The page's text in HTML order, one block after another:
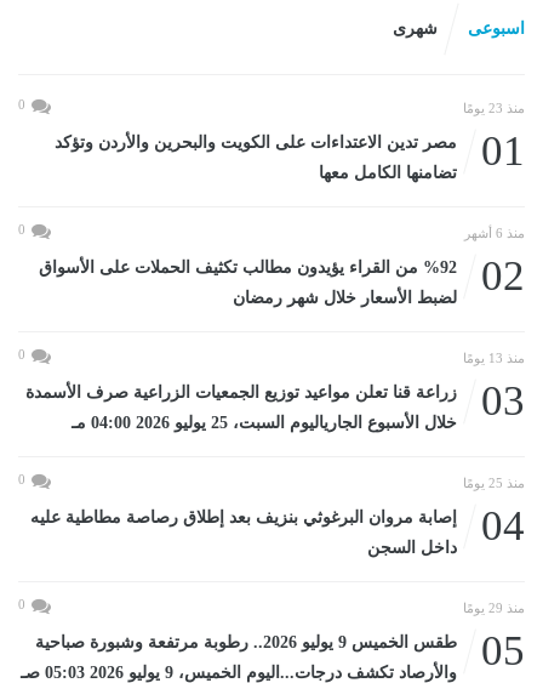
اسبوعى شهرى
منذ 23 يومًا 0
01
مصر تدين الاعتداءات على الكويت والبحرين والأردن وتؤكد
تضامنها الكامل معها
منذ 6 أشهر 0
02
%92 من القراء يؤيدون مطالب تكثيف الحملات على الأسواق
لضبط الأسعار خلال شهر رمضان
منذ 13 يومًا 0
03
زراعة قنا تعلن مواعيد توزيع الجمعيات الزراعية صرف الأسمدة
خلال الأسبوع الجارياليوم السبت، 25 يوليو 2026 04:00 مـ
منذ 25 يومًا 0
04
إصابة مروان البرغوثي بنزيف بعد إطلاق رصاصة مطاطية عليه
داخل السجن
منذ 29 يومًا 0
05
طقس الخميس 9 يوليو 2026.. رطوبة مرتفعة وشبورة صباحية
والأرصاد تكشف درجات...اليوم الخميس، 9 يوليو 2026 05:03 صـ